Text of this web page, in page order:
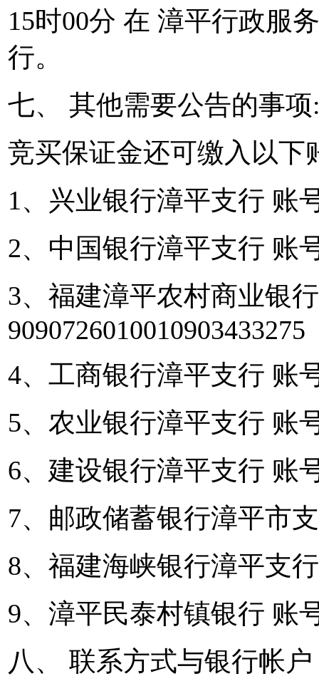
15时00分 在 漳平行政服
行。
七、 其他需要公告的事项
竞买保证金还可缴入以下
1、兴业银行漳平支行 账
2、中国银行漳平支行 账
3、福建漳平农村商业银
9090726010010903433275
4、工商银行漳平支行 账
5、农业银行漳平支行 账
6、建设银行漳平支行 账
7、邮政储蓄银行漳平市
8、福建海峡银行漳平支
9、漳平民泰村镇银行 账
八、 联系方式与银行帐户